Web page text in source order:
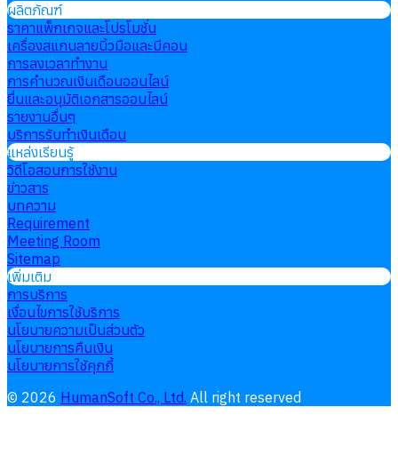
ผลิตภัณฑ์
ราคาแพ็กเกจและโปรโมชั่น
เครื่องสแกนลายนิ้วมือและบีคอน
การลงเวลาทำงาน
การคำนวณเงินเดือนออนไลน์
ยื่นและอนุมัติเอกสารออนไลน์
รายงานอื่นๆ
บริการรับทำเงินเดือน
แหล่งเรียนรู้
วิดีโอสอนการใช้งาน
ข่าวสาร
บทความ
Requirement
Meeting Room
Sitemap
เพิ่มเติม
การบริการ
เงื่อนไขการใช้บริการ
นโยบายความเป็นส่วนตัว
นโยบายการคืนเงิน
นโยบายการใช้คุกกี้
© 2026 HumanSoft Co., Ltd. All right reserved